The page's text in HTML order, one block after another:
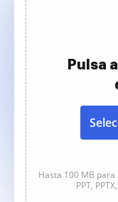
Pulsa
Hasta 100 MB para
PPT,